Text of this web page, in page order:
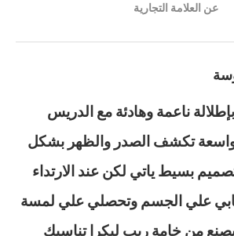
عن العلامة التجارية
ناعمة وهادئة مع الدريس
واسعة تكشف الصدر والظهر بشكل
بسيط ياتي لكن عند الارتداء
علي الجسم وتحصلي علي لمسة
من خامة ريب ليكرا تناسبك